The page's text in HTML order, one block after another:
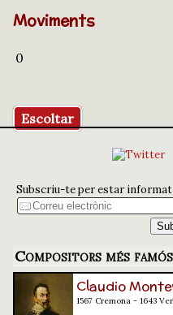
Moviments
0
Escoltar
Subscriu-te per estar
Compositors més
Claudio
1567 Cremona - 1643